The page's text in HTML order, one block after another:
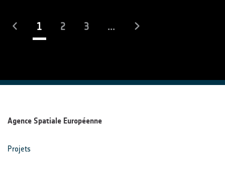
1(actuel)
2 3 ...
Agence Spatiale Européenne
Projets